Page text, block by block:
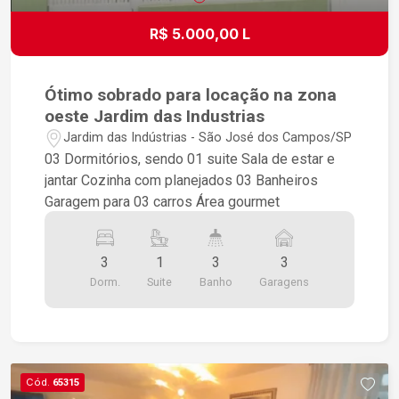
coberta e descoberta; - Sauna; - Academia
completa; - Salão de festas; - Espaço gourmet
poliesportiva; - Playground; - Cinema; - Car Wash;
E muito mais. Localização privilegiada Em uma
das melhores regiões da cidade, com fácil
acesso ao comércio e às principais vias:
Farmácias; Supermercados; Postos de
combustível; Fácil acesso à Avenida Getúlio
Presidente Dutra. Aceita Financiamento Bancário
Aceita permuta por um outro imóvel em Taubaté-
R$ 5.000,00 L
Ótimo sobrado para locação na zona
oeste Jardim das Industrias
Jardim das Indústrias - São José dos Campos/SP
03 Dormitórios, sendo 01 suite Sala de estar e
jantar Cozinha com planejados 03 Banheiros
Garagem para 03 carros Área gourmet
3
Dorm.
1
Suite
3
Banho
3
Garagens
Cód. 65315